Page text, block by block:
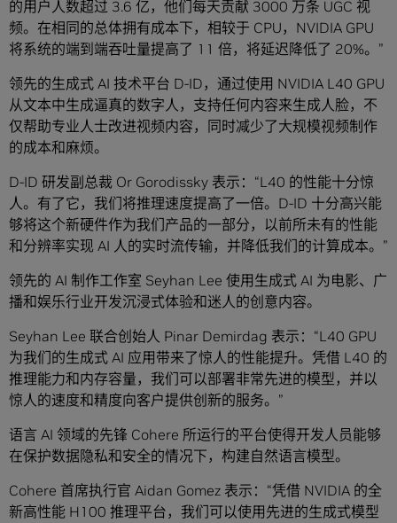
的用户人数超过 3.6 亿，他们每天贡献 3000 万条 UGC 视
频。在相同的总体拥有成本下，相较于 CPU，NVIDIA GPU
将系统的端到端吞吐量提高了 11 倍，将延迟降低了 20%。”
领先的生成式 AI 技术平台 D-ID，通过使用 NVIDIA L40 GPU
从文本中生成逼真的数字人，支持任何内容来生成人脸，不
仅帮助专业人士改进视频内容，同时减少了大规模视频制作
的成本和麻烦。
D-ID 研发副总裁 Or Gorodissky 表示：“L40 的性能十分惊
人。有了它，我们将推理速度提高了一倍。D-ID 十分高兴能
够将这个新硬件作为我们产品的一部分，以前所未有的性能
和分辨率实现 AI 人的实时流传输，并降低我们的计算成本。”
领先的 AI 制作工作室 Seyhan Lee 使用生成式 AI 为电影、广
播和娱乐行业开发沉浸式体验和迷人的创意内容。
Seyhan Lee 联合创始人 Pinar Demirdag 表示：“L40 GPU
为我们的生成式 AI 应用带来了惊人的性能提升。凭借 L40 的
推理能力和内存容量，我们可以部署非常先进的模型，并以
惊人的速度和精度向客户提供创新的服务。”
语言 AI 领域的先锋 Cohere 所运行的平台使得开发人员能够
在保护数据隐私和安全的情况下，构建自然语言模型。
Cohere 首席执行官 Aidan Gomez 表示：“凭借 NVIDIA 的全
新高性能 H100 推理平台，我们可以使用先进的生成式模型